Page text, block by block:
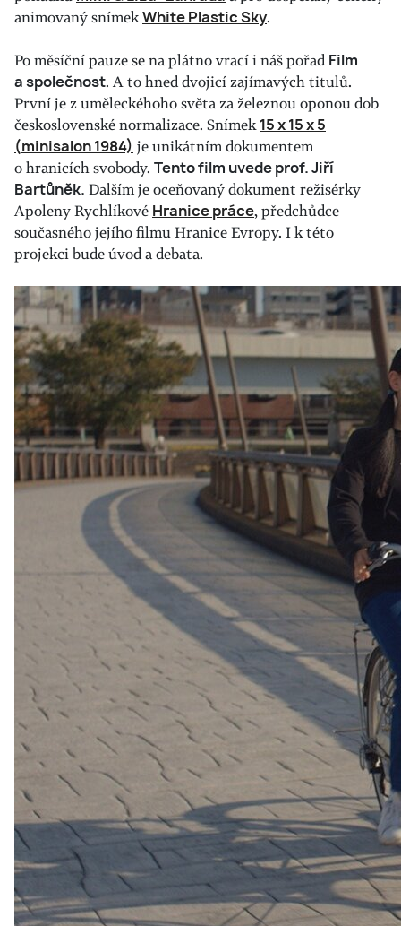
animovaný snímekWhite Plastic Sky.
Po měsíční pauze se na plátno vrací i náš pořadFilm
a společnost. A to hned dvojicí zajímavých titulů.
První je z uměleckéhoho světa za železnou oponou dob
československé normalizace. Snímek15 x 15 x 5
(minisalon 1984) je unikátním dokumentem
o hranicích svobody. Tento film uvede prof. Jiří
Bartůněk. Dalším je oceňovaný dokument režisérky
Apoleny Rychlíkové Hranice práce, předchůdce
současného jejího filmu Hranice Evropy. I k této
projekci bude úvod a debata.